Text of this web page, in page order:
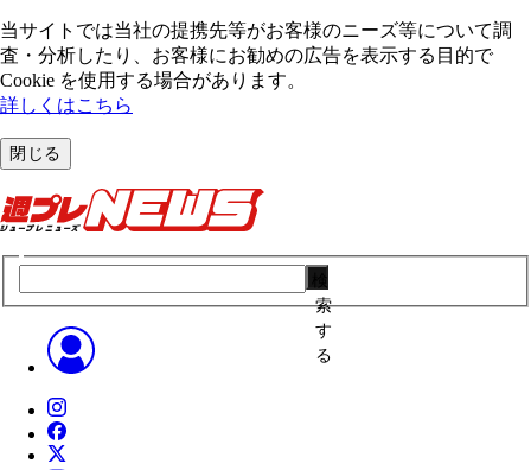
当サイトでは当社の提携先等がお客様のニーズ等について調
査・分析したり、お客様にお勧めの広告を表⽰する⽬的で
Cookie を使⽤する場合があります。
詳しくはこちら
閉じる
索
す
る